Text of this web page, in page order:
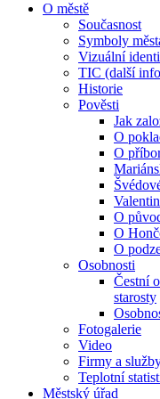
O městě
Současnost
Symboly
Vizuální
TIC (další
Historie
Pověsti
Jak
O
O
O
O
O
Osobnosti
Čestní
starosty
Fotogalerie
Video
Firmy a
Teplotní
Městský úřad